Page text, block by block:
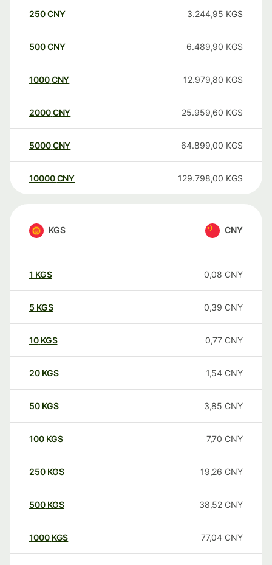
250CNY 3.244,95 KGS
500CNY 6.489,90 KGS
1000CNY 12.979,80 KGS
2000CNY 25.959,60 KGS
5000CNY 64.899,00 KGS
10000 CNY 129.798,00 KGS
KGS CNY
1 KGS 0,08 CNY
5 KGS 0,39 CNY
10 KGS 0,77 CNY
20 KGS 1,54 CNY
50 KGS 3,85 CNY
100 KGS 7,70 CNY
250 KGS 19,26 CNY
500 KGS 38,52 CNY
1000 KGS 77,04 CNY